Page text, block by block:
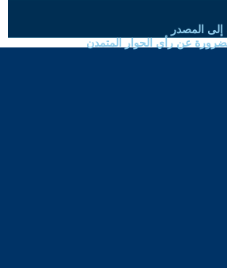
إلى المصدر
عن رأي الحوار المتمدن